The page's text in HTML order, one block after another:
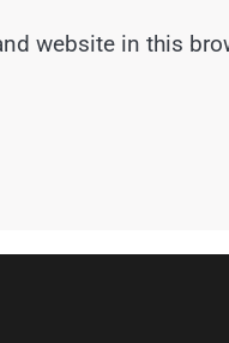
website in this